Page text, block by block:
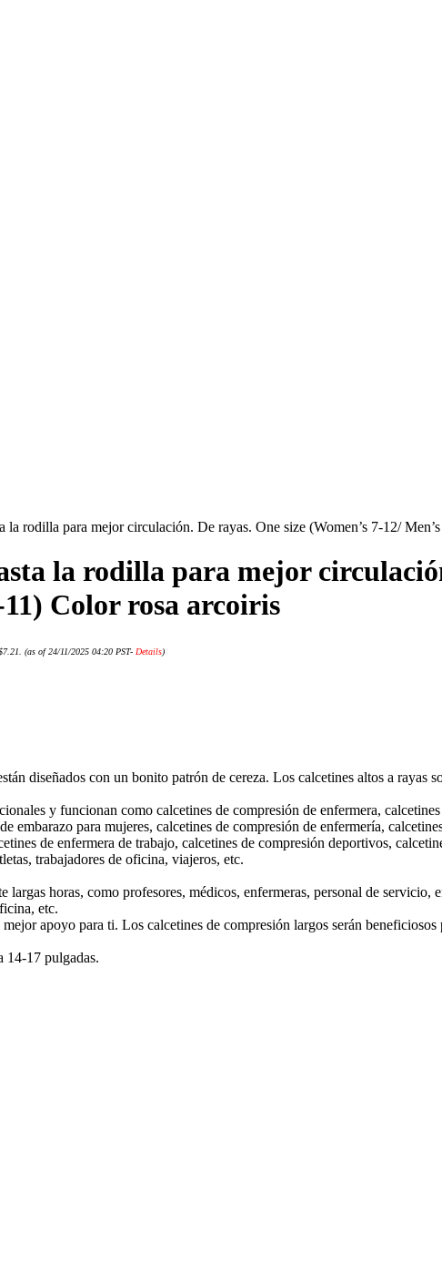
la rodilla para mejor circulación. De rayas. One size (Women’s 7-12/
la rodilla para mejor
11) Color rosa arcoiris
(as of 24/11/2025 04:20 PST- Details)
diseñados con un bonito patrón de cereza. Los calcetines altos a rayas
y funcionan como calcetines de compresión de enfermera,
embarazo para mujeres, calcetines de compresión de enfermería,
de enfermera de trabajo, calcetines de compresión deportivos,
trabajadores de oficina, viajeros, etc.
largas horas, como profesores, médicos, enfermeras, personal de servicio,
etc.
apoyo para ti. Los calcetines de compresión largos serán
14-17 pulgadas.